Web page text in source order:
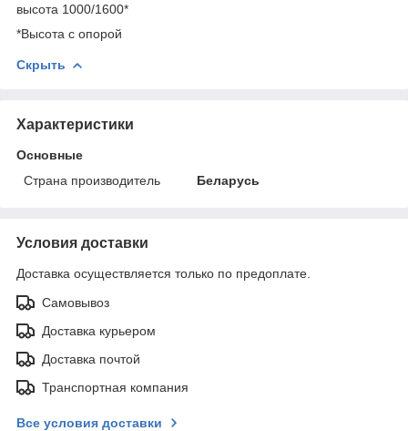
высота 1000/1600*
*Высота с опорой
Скрыть
Характеристики
Основные
Страна производитель
Беларусь
Условия доставки
Доставка осуществляется только по предоплате.
Самовывоз
Доставка курьером
Доставка почтой
Транспортная компания
Все условия доставки